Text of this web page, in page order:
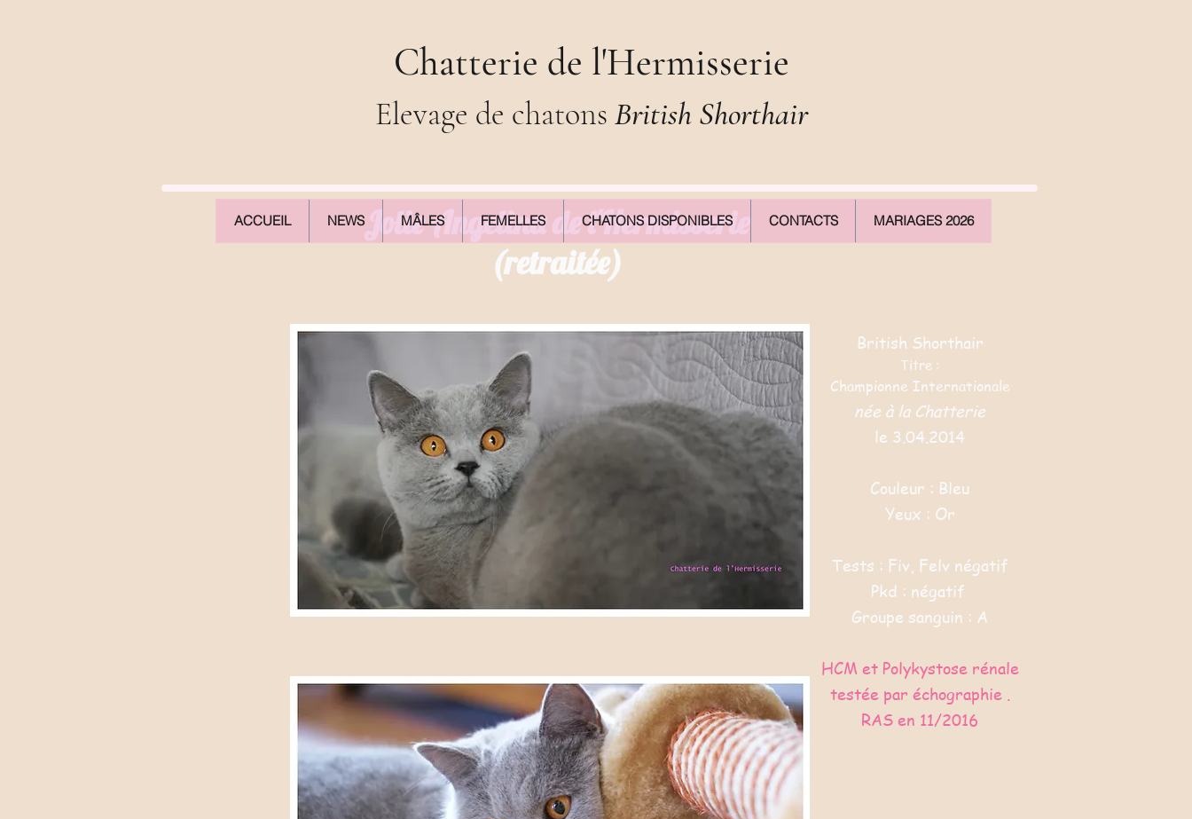
Chatterie de l'Hermisserie
Elevage de chatons British Shorthair
Jolie Angelina de l'Hermisserie
(retraitée)
British Shorthair
Titre :
Championne Internationale
née à la Chatterie
le 3.04.2014
Couleur : Bleu
Yeux : Or
Tests : Fiv, Felv négatif
Pkd : négatif
Groupe sanguin : A
HCM et Polykystose rénale
testée par échographie .
RAS en 11/2016
ACCUEIL NEWS MÂLES FEMELLES CHATONS DISPONIBLES CONTACTS MARIAGES 2026